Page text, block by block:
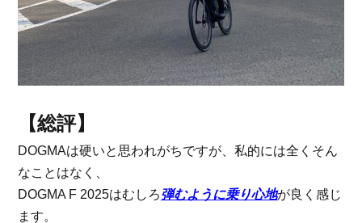
【総評】
DOGMAは硬いと思われがちですが、私的には全くそん
なことはなく、
DOGMA F 2025はむしろ弾むように乗り心地が良く感じ
ます。